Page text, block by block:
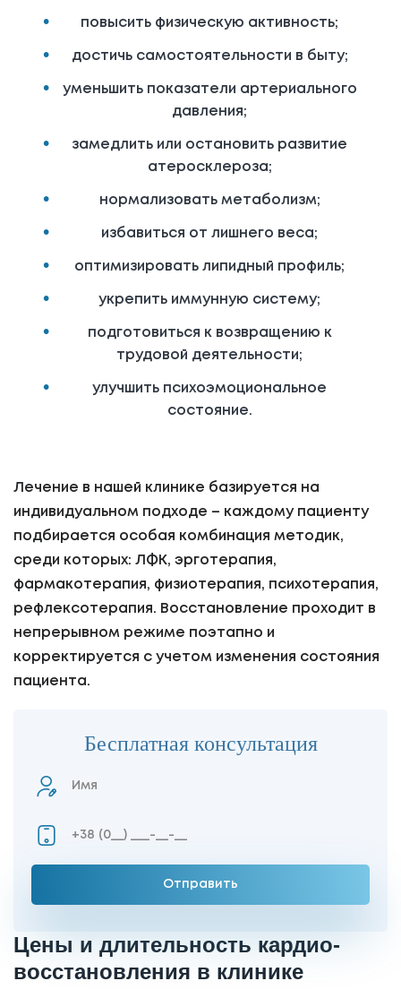
повысить физическую активность;
достичь самостоятельности в быту;
уменьшить показатели артериального
давления;
замедлить или остановить развитие
атеросклероза;
нормализовать метаболизм;
избавиться от лишнего веса;
оптимизировать липидный профиль;
укрепить иммунную систему;
подготовиться к возвращению к
трудовой деятельности;
улучшить психоэмоциональное
состояние.
Лечение в нашей клинике базируется на
индивидуальном подходе – каждому пациенту
подбирается особая комбинация методик,
среди которых: ЛФК, эрготерапия,
фармакотерапия, физиотерапия, психотерапия,
рефлексотерапия. Восстановление проходит в
непрерывном режиме поэтапно и
корректируется с учетом изменения состояния
пациента.
Бесплатная консультация
Цены и длительность кардио-
восстановления в клинике